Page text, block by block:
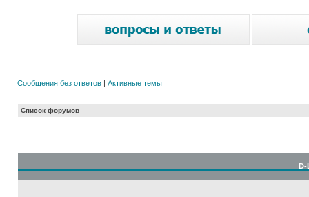
Сообщения без ответов | Активные темы
Список форумов
D-